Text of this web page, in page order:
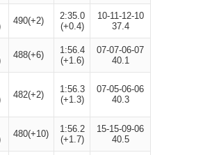
490(+2)
2:35.0
(+0.4)
10-11-12-10
37.4
488(+6)
1:56.4
(+1.6)
07-07-06-07
40.1
482(+2)
1:56.3
(+1.3)
07-05-06-06
40.3
480(+10)
1:56.2
(+1.7)
15-15-09-06
40.5